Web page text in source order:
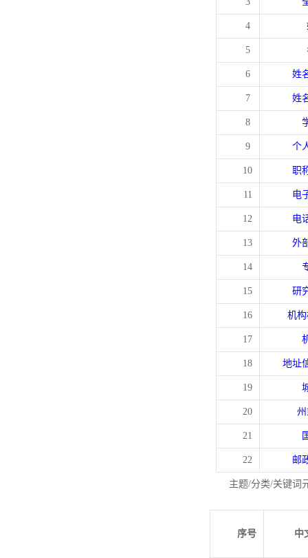
4
5
6 姓
7 姓
8
9 个
10 职
11 电
12 电
13 外
14
15 研
16 机
17
18 地址
19
20
21
22 邮
主题/分类/关键词
序号 中